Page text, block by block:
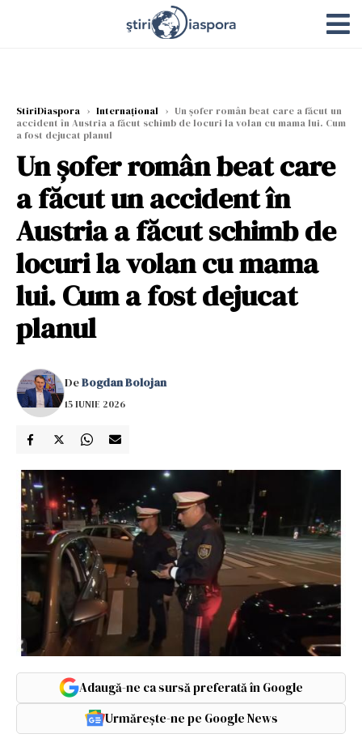
StiriDiaspora › Internațional › Un șofer român beat care a făcut un
accident în Austria a făcut schimb de locuri la volan cu mama lui. Cum
a fost dejucat planul
Un șofer român beat care
a făcut un accident în
Austria a făcut schimb de
locuri la volan cu mama
lui. Cum a fost dejucat
planul
DeBogdan Bolojan
15 IUNIE 2026
Adaugă-ne ca sursă preferată în Google
Urmărește-ne pe Google News